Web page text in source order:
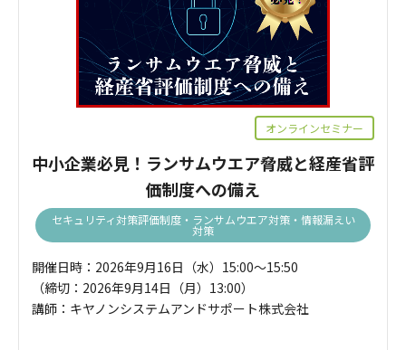
オンラインセミナー
中小企業必見！ランサムウエア脅威と経産省評
価制度への備え
セキュリティ対策評価制度・ランサムウエア対策・情報漏えい
対策
開催日時：2026年9月16日（水）15:00～15:50
（締切：2026年9月14日（月）13:00）
講師：キヤノンシステムアンドサポート株式会社